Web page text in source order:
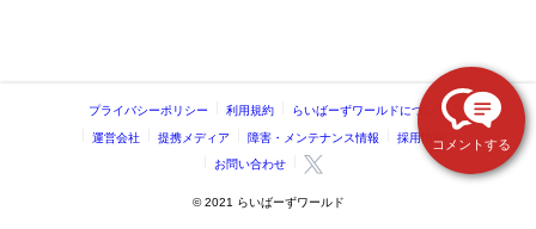
コメントする
プライバシーポリシー 利用規約 らいばーずワールドについて
運営会社 提携メディア 障害・メンテナンス情報 採用情報
お問い合わせ
©️ 2021 らいばーずワールド